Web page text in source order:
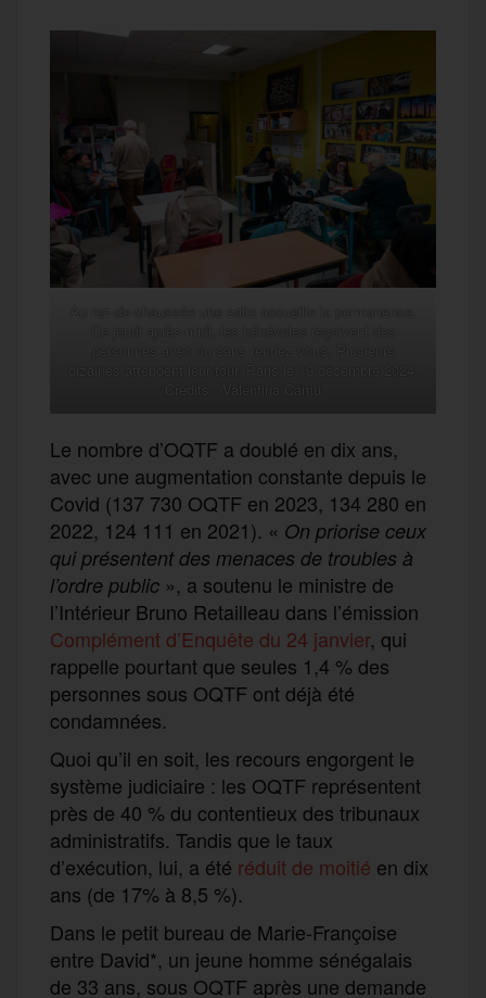
dizaines attendent leur tour. Paris le 19 décembre 2024.
Crédits : Valentina Camu
Le nombre d’OQTF a doublé en dix ans,
avec une augmentation constante depuis le
Covid (137 730 OQTF en 2023, 134 280 en
2022, 124 111 en 2021). « On priorise ceux
qui présentent des menaces de troubles à
l’ordre public », a soutenu le ministre de
l’Intérieur Bruno Retailleau dans l’émission
Complément d’Enquête du 24 janvier, qui
rappelle pourtant que seules 1,4 % des
personnes sous OQTF ont déjà été
condamnées.
Quoi qu’il en soit, les recours engorgent le
système judiciaire : les OQTF représentent
près de 40 % du contentieux des tribunaux
administratifs. Tandis que le taux
d’exécution, lui, a été réduit de moitié en dix
ans (de 17% à 8,5 %).
Dans le petit bureau de Marie-Françoise
entre David*, un jeune homme sénégalais
de 33 ans, sous OQTF après une demande